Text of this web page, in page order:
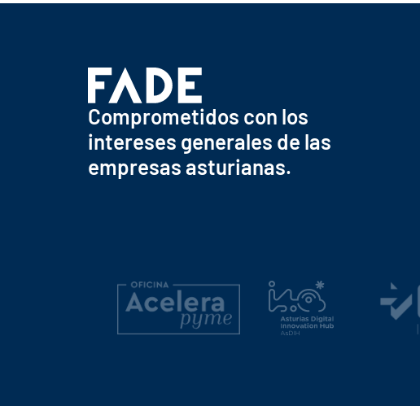
Comprometidos con los
intereses generales de las
empresas asturianas.